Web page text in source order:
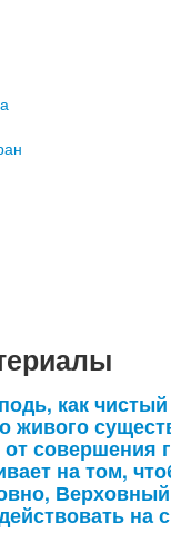
как чистый
живого
совершения
на том,
на